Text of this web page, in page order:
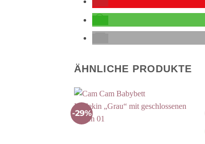
ÄHNLICHE PRODUKTE
-29%